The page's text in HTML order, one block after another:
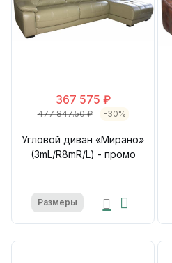
367 575 ₽
477 847.50 ₽ -30%
Угловой диван «Мирано»
(3mL/R8mR/L) - промо
Размеры